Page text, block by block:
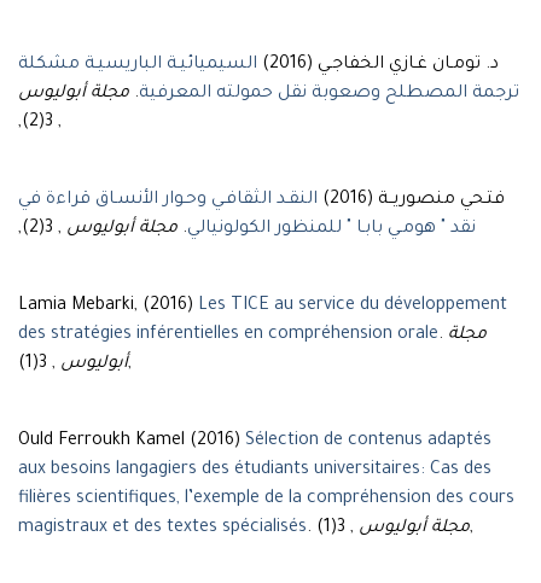
د. تومـان غـازي الخفاجـي (2016)
السيميائيـة الباريسيـة مشكلة
ترجمة المصطلح وصعوبة نقل حمولته المعرفية. مجلة أبوليوس
, 3(2),
فتـحي منصوريــة (2016)
النقـد الثقافـي وحـوار الأنسـاق قراءة في
نقد " هومـي بابـا " للمنظور الكولونيالي. مجلة أبوليوس , 3(2),
Lamia Mebarki, (2016) Les TICE au service du développement
des stratégies inférentielles en compréhension orale. مجلة
أبوليوس, 3(1),
Ould Ferroukh Kamel (2016) Sélection de contenus adaptés
aux besoins langagiers des étudiants universitaires: Cas des
filières scientifiques, l’exemple de la compréhension des cours
magistraux et des textes spécialisés. مجلة أبوليوس, 3(1),